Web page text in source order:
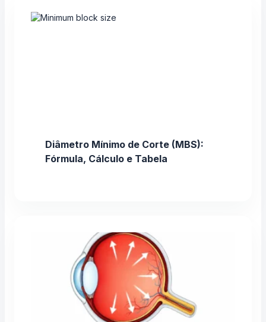
Diâmetro Mínimo de Corte (MBS):
Fórmula, Cálculo e Tabela